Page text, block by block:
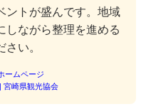
ントが盛んです。地域
しながら整理を進める
い。
ームページ
宮崎県観光協会